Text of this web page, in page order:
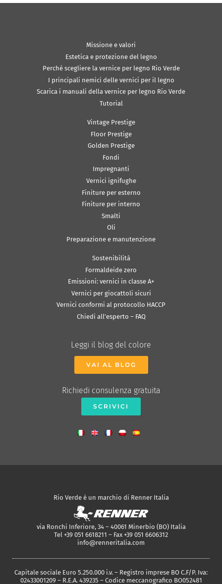
Missione e valori
Estetica e protezione del legno
Perché scegliere la vernice per legno Rio Verde
I principali nemici delle vernici per il legno
Scarica i manuali della vernice per legno Rio Verde
Tutorial
Vintage Prestige
Floor Prestige
Golden Prestige
Fondi
Impregnanti
Vernici ignifughe
Finiture per esterno
Finiture per interno
Smalti
Oli
Preparazione e manutenzione
Sostenibilità
Formaldeide zero
Emissioni: vernici in classe A+
Vernici per giocattoli sicuri
Vernici conformi al protocollo HACCP
Chiedi all’esperto – FAQ
Leggi il blog del colore
VAI AL BLOG
Richiedi consulenza gratuita
SCRIVICI
Rio Verde è un marchio di Renner Italia
via Ronchi Inferiore, 34 – 40061 Minerbio (BO) Italia
Tel +39 051 6618211 – Fax +39 051 6606312
info@renneritalia.com
Capitale sociale Euro 5.250.000 i.v. – Registro imprese BO C.F/P. Iva:
02433001209 – R.E.A. 439235 – Codice meccanografico BO052481